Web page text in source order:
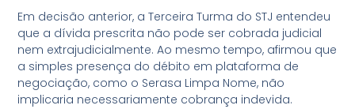
Em decisão anterior, a Terceira Turma do STJ entendeu
que a dívida prescrita não pode ser cobrada judicial
nem extrajudicialmente. Ao mesmo tempo, afirmou que
a simples presença do débito em plataforma de
negociação, como o Serasa Limpa Nome, não
implicaria necessariamente cobrança indevida.